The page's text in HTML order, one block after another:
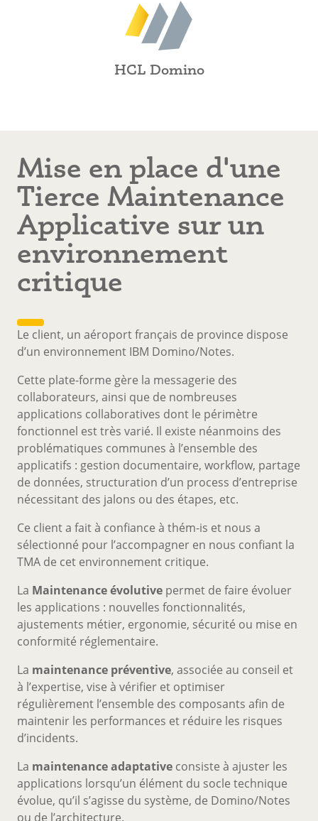
HCL Domino
Mise en place d'une
Tierce Maintenance
Applicative sur un
environnement
critique
Le client, un aéroport français de province dispose
d’un environnement IBM Domino/Notes.
Cette plate-forme gère la messagerie des
collaborateurs, ainsi que de nombreuses
applications collaboratives dont le périmètre
fonctionnel est très varié. Il existe néanmoins des
problématiques communes à l’ensemble des
applicatifs : gestion documentaire, workflow, partage
de données, structuration d’un process d’entreprise
nécessitant des jalons ou des étapes, etc.
Ce client a fait à confiance à thém-is et nous a
sélectionné pour l’accompagner en nous confiant la
TMA de cet environnement critique.
La Maintenance évolutive permet de faire évoluer
les applications : nouvelles fonctionnalités,
ajustements métier, ergonomie, sécurité ou mise en
conformité réglementaire.
La maintenance préventive, associée au conseil et
à l’expertise, vise à vérifier et optimiser
régulièrement l’ensemble des composants afin de
maintenir les performances et réduire les risques
d’incidents.
La maintenance adaptative consiste à ajuster les
applications lorsqu’un élément du socle technique
évolue, qu’il s’agisse du système, de Domino/Notes
ou de l’architecture.